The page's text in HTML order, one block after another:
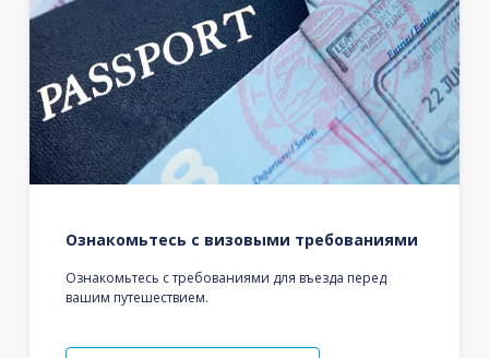
Ознакомьтесь с визовыми требованиями
Ознакомьтесь с требованиями для въезда перед
вашим путешествием.